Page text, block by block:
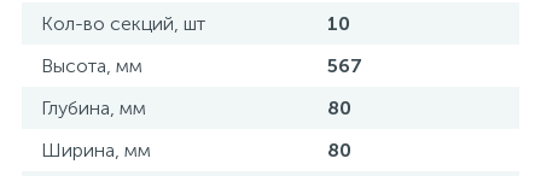
Кол-во секций, шт
10
Высота, мм
567
Глубина, мм
80
Ширина, мм
80